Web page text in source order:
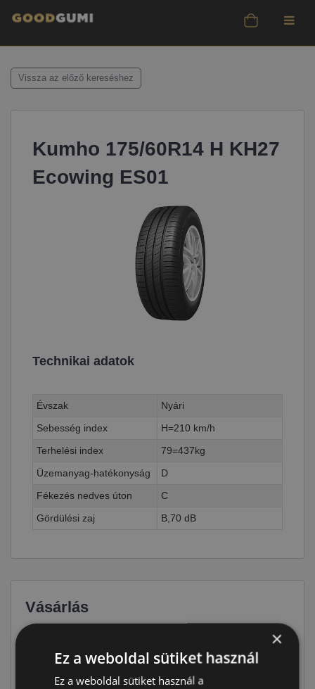
Vissza az előző kereséshez
Kumho 175/60R14 H KH27
Ecowing ES01
Technikai adatok
Évszak
Nyári
Sebesség index
H=210 km/h
Terhelési index
79=437kg
Üzemanyag-hatékonyság
D
Fékezés nedves úton
C
Gördülési zaj
B,70 dB
Vásárlás
26 690 Ft
Raktáron:
×
Ez a weboldal sütiket használ
Ez a weboldal sütiket használ a